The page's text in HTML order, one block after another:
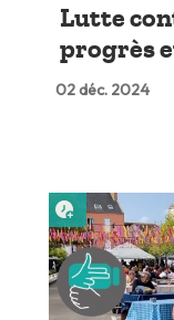
Lutte
progrès
02 déc. 2024
Lire plus